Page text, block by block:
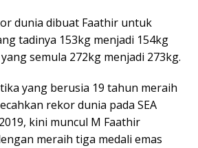
dunia dibuat Faathir untuk
tadinya 153kg menjadi 154kg
semula 272kg menjadi 273kg.
yang berusia 19 tahun meraih
rekor dunia pada SEA
kini muncul M Faathir
meraih tiga medali emas